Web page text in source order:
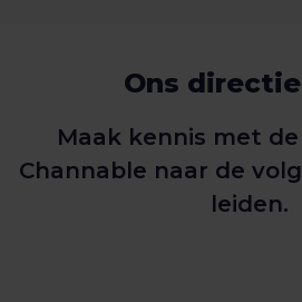
Ons
Maak kennis met
Channable naar de
leiden.